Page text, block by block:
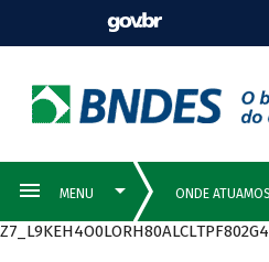
Z7_L9KEH4O0LORH80ALCLTPF802G4